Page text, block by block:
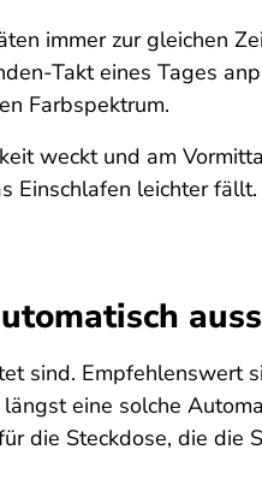
immer zur gleichen
Takt eines Tages
Farbspektrum.
weckt und am
leichter
sind. Empfehlenswert
eine solche
die Steckdose, die die